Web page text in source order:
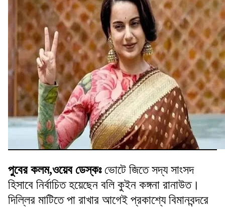
পুবের কলম,ওয়েব ডেস্কঃভোটে জিতে সদ্য সাংসদ
হিসাবে নির্বাচিত হয়েছেন বলি কুইন কঙ্গনা রানাউত।
দিল্লির মাটিতে পা রাখার আগেই প্রকাশ্যে বিমানবন্দরে